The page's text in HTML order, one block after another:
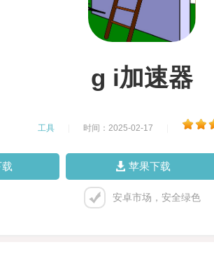
g i加速器
工具 时间：2025-02-17
苹果下载
安卓市场，安全绿色